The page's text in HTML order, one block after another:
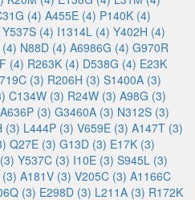
(4) A455E (4) P140K (4)
Y537S (4) I1314L (4) Y402H (4)
N88D (4) A6986G (4) G970R
(4) R263K (4) D538G (4) E23K
(3) R206H (3) S1400A (3)
C134W (3) R24W (3) A98G (3)
A636P (3) G3460A (3) N312S (3)
(3) L444P (3) V659E (3) A147T (3)
Q27E (3) G13D (3) E17K (3)
Y537C (3) I10E (3) S945L (3)
A181V (3) V205C (3) A1166C
(3) E298D (3) L211A (3) R172K